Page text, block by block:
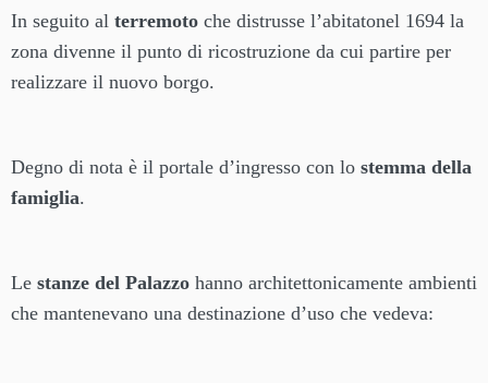
In seguito al terremoto che distrusse l’abitatonel 1694 la
zona divenne il punto di ricostruzione da cui partire per
realizzare il nuovo borgo.
Degno di nota è il portale d’ingresso con lo stemma della
famiglia.
Le stanze del Palazzo hanno architettonicamente ambienti
che mantenevano una destinazione d’uso che vedeva: